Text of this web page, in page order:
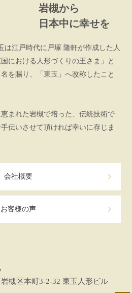
岩槻から
日本中に幸せを
は江戸時代に戸塚 隆軒が作成した人
における人形づくりの王さま」と
を賜り、「東玉」へ改称したこと
まれた岩槻で培った、伝統技術で
伝いさせて頂ければ幸いに存じま
会社概要
お客様の声
槻区本町3-2-32 東玉人形ビル